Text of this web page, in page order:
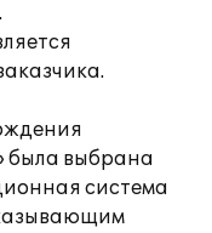
была выбрана
система